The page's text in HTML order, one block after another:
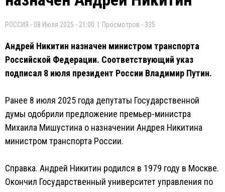
РОССИЯ - 08 Июля 2025 - 21:00 | Просмотров - 335
Андрей Никитин назначен министром транспорта
Российской Федерации. Соответствующий указ
подписал 8 июля президент России Владимир Путин.
Ранее 8 июля 2025 года депутаты Государственной
думы одобрили предложение премьер-министра
Михаила Мишустина о назначении Андрея Никитина
министром транспорта России.
Справка. Андрей Никитин родился в 1979 году в Москве.
Окончил Государственный университет управления по